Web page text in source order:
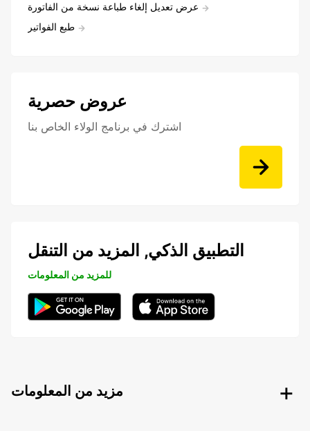
عرض تعديل إلغاء طباعة نسخة من الفاتورة
طبع الفواتير
عروض حصرية
اشترك في برنامج الولاء الخاص بنا
التطبيق الذكي, المزيد من التنقل
للمزيد من المعلومات
مزيد من المعلومات